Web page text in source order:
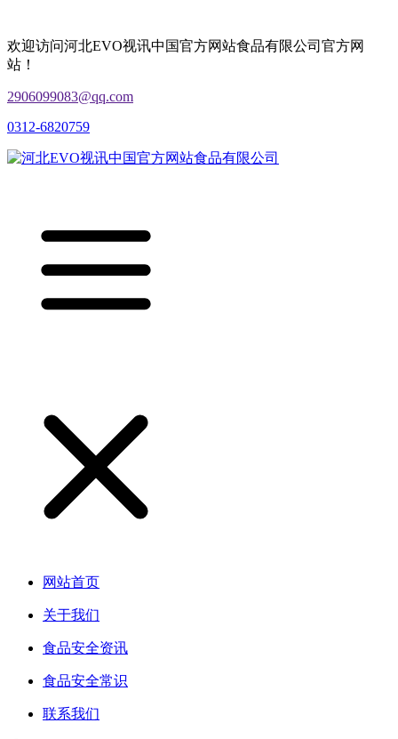
欢迎访问河北EVO视讯中国官方网站食品有限公司官方网
站！
2906099083@qq.com
0312-6820759
网站首页
关于我们
食品安全资讯
食品安全常识
联系我们